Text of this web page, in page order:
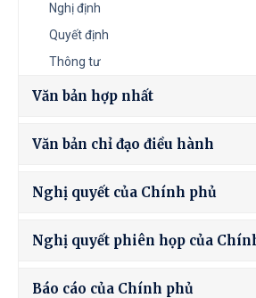
Nghị định
Quyết định
Thông tư
Văn bản hợp nhất
Văn bản chỉ đạo điều hành
Nghị quyết của Chính phủ
Nghị quyết phiên họp của
Báo cáo của Chính phủ